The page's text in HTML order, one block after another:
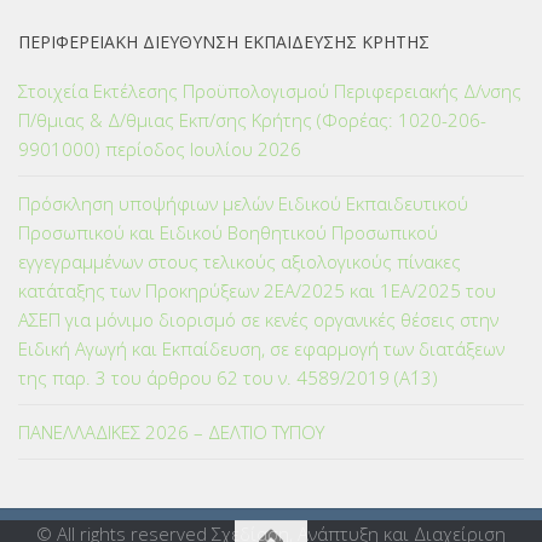
ΠΕΡΙΦΕΡΕΙΑΚΗ ΔΙΕΥΘΥΝΣΗ ΕΚΠΑΙΔΕΥΣΗΣ ΚΡΗΤΗΣ
Στοιχεία Εκτέλεσης Προϋπολογισμού Περιφερειακής Δ/νσης
Π/θμιας & Δ/θμιας Εκπ/σης Κρήτης (Φορέας: 1020-206-
9901000) περίοδος Ιουλίου 2026
Πρόσκληση υποψήφιων μελών Ειδικού Εκπαιδευτικού
Προσωπικού και Ειδικού Βοηθητικού Προσωπικού
εγγεγραμμένων στους τελικούς αξιολογικούς πίνακες
κατάταξης των Προκηρύξεων 2ΕΑ/2025 και 1ΕΑ/2025 του
ΑΣΕΠ για μόνιμο διορισμό σε κενές οργανικές θέσεις στην
Ειδική Αγωγή και Εκπαίδευση, σε εφαρμογή των διατάξεων
της παρ. 3 του άρθρου 62 του ν. 4589/2019 (Α΄13)
ΠΑΝΕΛΛΑΔΙΚΕΣ 2026 – ΔΕΛΤΙΟ ΤΥΠΟΥ
© All rights reserved Σχεδίαση, Ανάπτυξη και Διαχείριση